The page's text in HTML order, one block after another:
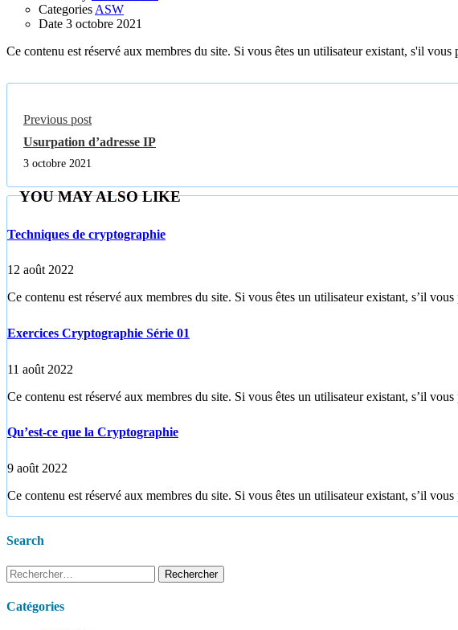
Categories ASW
Date 3 octobre 2021
Ce contenu est réservé aux membres du site. Si vous êtes un utilisateur existant, s'il
Previous post
Usurpation d’adresse IP
3 octobre 2021
YOU MAY ALSO LIKE
Techniques de cryptographie
12 août 2022
Ce contenu est réservé aux membres du site. Si vous êtes un utilisateur existant, s’il
Exercices Cryptographie Série 01
11 août 2022
Ce contenu est réservé aux membres du site. Si vous êtes un utilisateur existant, s’il
Qu’est-ce que la Cryptographie
9 août 2022
Ce contenu est réservé aux membres du site. Si vous êtes un utilisateur existant, s’il
Search
Rechercher :
Catégories